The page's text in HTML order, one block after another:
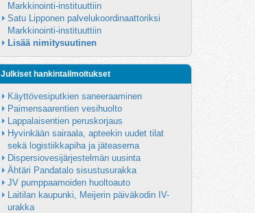
Markkinointi-instituuttiin
Satu Lipponen palvelukoordinaattoriksi
Markkinointi-instituuttiin
Lisää nimitysuutinen
Julkiset hankintailmoitukset
Käyttövesiputkien saneeraaminen
Paimensaarentien vesihuolto
Lappalaisentien peruskorjaus
Hyvinkään sairaala, apteekin uudet tilat
sekä logistiikkapiha ja jäteasema
Dispersiovesijärjestelmän uusinta
Ähtäri Pandatalo sisustusurakka
JV pumppaamoiden huoltoauto
Laitilan kaupunki, Meijerin päiväkodin IV-
urakka